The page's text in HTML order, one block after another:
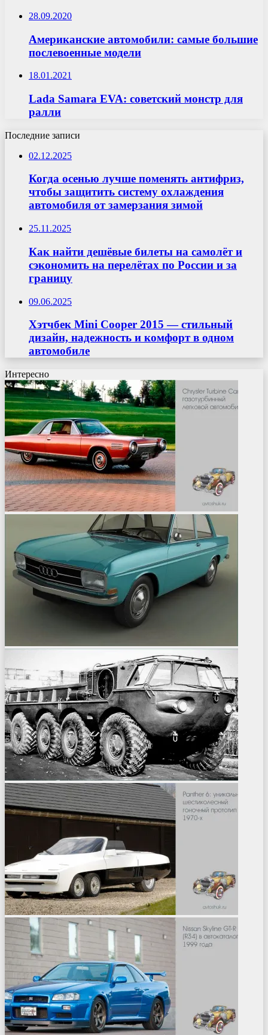
28.09.2020
Американские автомобили: самые большие
послевоенные модели
18.01.2021
Lada Samara EVA: советский монстр для
ралли
Последние записи
02.12.2025
Когда осенью лучше поменять антифриз,
чтобы защитить систему охлаждения
автомобиля от замерзания зимой
25.11.2025
Как найти дешёвые билеты на самолёт и
сэкономить на перелётах по России и за
границу
09.06.2025
Хэтчбек Mini Cooper 2015 — стильный
дизайн, надежность и комфорт в одном
автомобиле
Интересно